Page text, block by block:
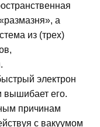
а
из (трех)
электрон
вышибает его.
причинам
с вакуумом